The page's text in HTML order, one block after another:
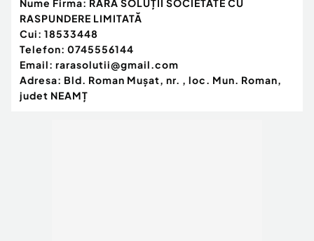
Nume Firma: RARA SOLUŢII SOCIETATE CU
RASPUNDERE LIMITATĂ
Cui: 18533448
Telefon: 0745556144
Email: rarasolutii@gmail.com
Adresa: Bld. Roman Muşat, nr. , loc. Mun. Roman,
judet NEAMŢ